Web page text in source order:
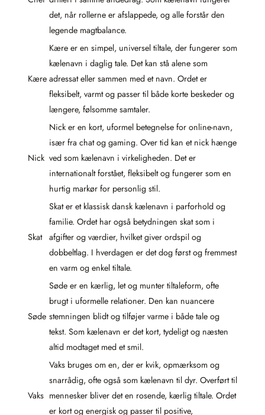
det, når rollerne er afslappede, og alle forstår den
legende magtbalance.
Kære
Kære er en simpel, universel tiltale, der fungerer som
kælenavn i daglig tale. Det kan stå alene som
adressat eller sammen med et navn. Ordet er
fleksibelt, varmt og passer til både korte beskeder og
længere, følsomme samtaler.
Nick
Nick er en kort, uformel betegnelse for online-navn,
især fra chat og gaming. Over tid kan et nick hænge
ved som kælenavn i virkeligheden. Det er
internationalt forstået, fleksibelt og fungerer som en
hurtig markør for personlig stil.
Skat
Skat er et klassisk dansk kælenavn i parforhold og
familie. Ordet har også betydningen skat som i
afgifter og værdier, hvilket giver ordspil og
dobbeltlag. I hverdagen er det dog først og fremmest
en varm og enkel tiltale.
Søde
Søde er en kærlig, let og munter tiltaleform, ofte
brugt i uformelle relationer. Den kan nuancere
stemningen blidt og tilføjer varme i både tale og
tekst. Som kælenavn er det kort, tydeligt og næsten
altid modtaget med et smil.
Vaks
Vaks bruges om en, der er kvik, opmærksom og
snarrådig, ofte også som kælenavn til dyr. Overført til
mennesker bliver det en rosende, kærlig tiltale. Ordet
er kort og energisk og passer til positive,